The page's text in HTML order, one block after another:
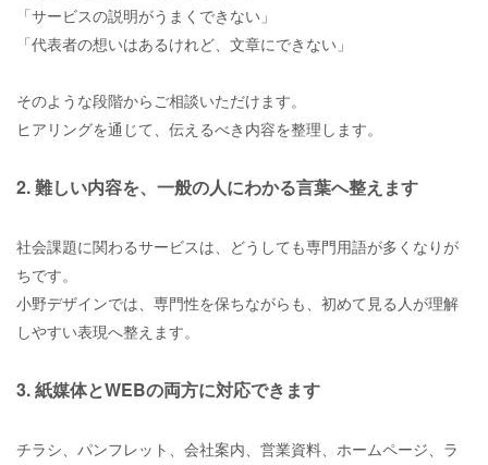
「サービスの説明がうまくできない」
「代表者の想いはあるけれど、文章にできない」
そのような段階からご相談いただけます。
ヒアリングを通じて、伝えるべき内容を整理します。
2. 難しい内容を、一般の人にわかる言葉へ整えます
社会課題に関わるサービスは、どうしても専門用語が多くなりが
ちです。
小野デザインでは、専門性を保ちながらも、初めて見る人が理解
しやすい表現へ整えます。
3. 紙媒体とWEBの両方に対応できます
チラシ、パンフレット、会社案内、営業資料、ホームページ、ラ